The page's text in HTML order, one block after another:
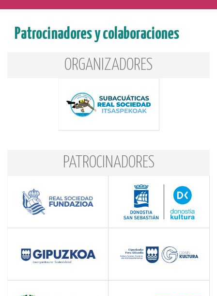
Patrocinadores y colaboraciones
ORGANIZADORES
PATROCINADORES